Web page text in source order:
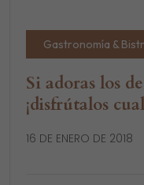
Gastronomía &
Si adoras los
¡disfrútalos
16 DE ENERO DE 2018